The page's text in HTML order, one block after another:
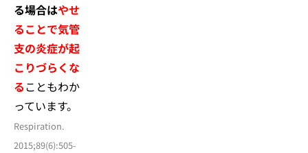
る場合はやせ
ることで気管
支の炎症が起
こりづらくな
ることもわか
っています。
Respiration.
2015;89(6):505-